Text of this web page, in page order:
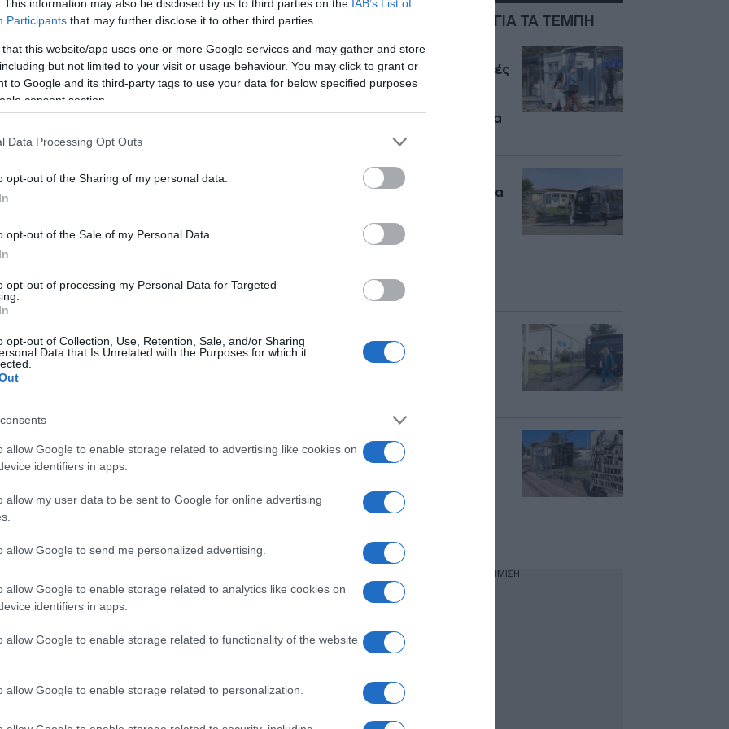
This information may also be disclosed by us to third parties on the IAB’s List of
Participants that may further disclose it to other third parties.
that this website/app uses one or more Google services and may gather and store
but not limited to your visit or usage behaviour. You may click to grant or
to Google and its third-party tags to use your data for below specified purposes
consent section.
Data Processing Opt Outs
opt-out of the Sharing of my personal data.
opt-out of the Sale of my Personal Data.
opt-out of processing my Personal Data for Targeted
opt-out of Collection, Use, Retention, Sale, and/or Sharing
Data that Is Unrelated with the Purposes for which it
allow Google to enable storage related to advertising like cookies on
identifiers in apps.
allow my user data to be sent to Google for online advertising
allow Google to send me personalized advertising.
allow Google to enable storage related to analytics like cookies on
identifiers in apps.
allow Google to enable storage related to functionality of the website
allow Google to enable storage related to personalization.
να γίνουν δεκτές οι δηλώσεις
οι δηλώσεις που έγιναν
Ένωση Προσωπικού Έλξης αλλά και
επί της εισαγγελικής πρότασης
των Δικηγορικών Συλλόγων.
Δημόσιο δια της εκπροσώπου του
της πως το Δημόσιο παρίσταται
της υπόθεσης» και στην
Δημοσίου στρέφεται
ΣΧΕΤΙΚΑ ΜΕ:ΔΙΚΗ ΓΙΑ ΤΑ ΤΕΜΠΗ
Δίκη για τα Τέμπη:
Απέρριψε το Τριμελές
Εφετείο
Λάρισας τα αιτήματα
αναβολής
Δίκη για τα Τέμπη:
Αύριο η απόφαση για
αναβολής και τις
ενστάσεις
θεσπίσματος
Επιμένει η
υπεράσπιση για
717
Δίκη για τα Τέμπη:
Συνεχίζονται οι
εισαγγελικής
ΔΙΑΦΗΜΙΣΗ